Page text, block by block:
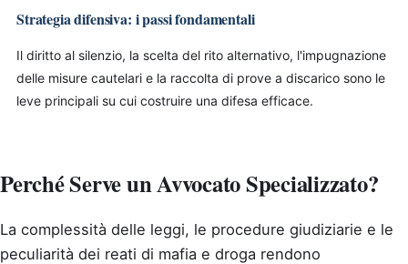
Strategia difensiva: i passi fondamentali
Il diritto al silenzio, la scelta del rito alternativo, l'impugnazione
delle misure cautelari e la raccolta di prove a discarico sono le
leve principali su cui costruire una difesa efficace.
Perché Serve un Avvocato Specializzato?
La complessità delle leggi, le procedure giudiziarie e le
peculiarità dei reati di mafia e droga rendono